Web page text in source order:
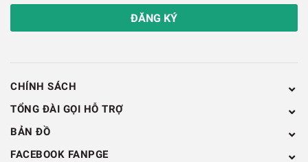
➤1 Led nháy 7 màu
ĐĂNG KÝ
CHÍNH SÁCH
TỔNG ĐÀI GỌI HỖ TRỢ
BẢN ĐỒ
FACEBOOK FANPGE